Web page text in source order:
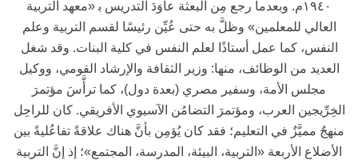
١٩٤٠م. وبعدما رجع مِن البعثة عاوَدَ التدريس ﺑ «معهد التربية
العالي للمعلمين» وظلَّ به حتى عُيِّن رئيسًا لقسم التربية وعلم
النفس، كما عمل أستاذًا لعلم النفس في كلية البنات. وقد شغل
العديد من الوظائف، منها: وزير الثقافة والإرشاد القومي، ووكيل
مجلس الأمة، وسفير مصري (بعدة دول)، كما ترأَّسَ مؤتمرَ
الخِرِّيجين العرب، ومؤتمرَ التضامُن الآسيوي الأفريقي. كان للراحِل
منهجٌ مميَّزٌ في التعليم؛ فقد كان يُؤمِن بأنَّ هناك علاقةً تفاعُليةً بين
الأضلاع الأربعة «التربية، البيئة، المدرسة، المجتمع»؛ إذ إنَّ التربية